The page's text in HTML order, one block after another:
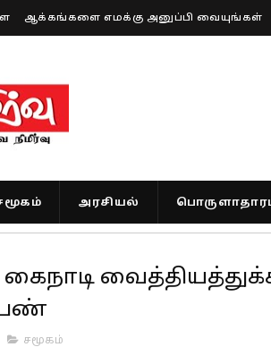
ஆக்கங்களை எமக்கு அனுப்பி வையுங்கள்
அரசியல்
சமூகம்